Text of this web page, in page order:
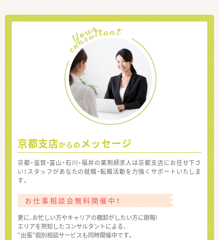
京都支店からの メッセージ
京都・滋賀・富山・石川・福井の薬剤師求人は京都支店にお任せ下さ
い！スタッフがあなたの就職・転職活動を力強くサポートいたしま
す。
お仕事相談会無料開催中！
更に、お忙しい方やキャリアの棚卸がしたい方に朗報!
エリアを熟知したコンサルタントによる、
“出張”個別相談サービスも同時開催中です。